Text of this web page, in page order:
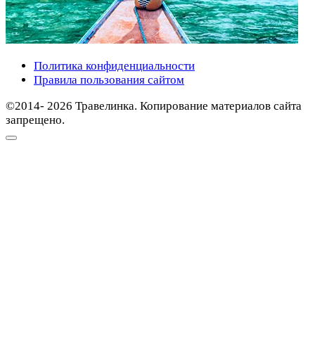
Политика конфиденциальности
Правила пользования сайтом
©2014- 2026 Травелинка. Копирование материалов сайта
запрещено.